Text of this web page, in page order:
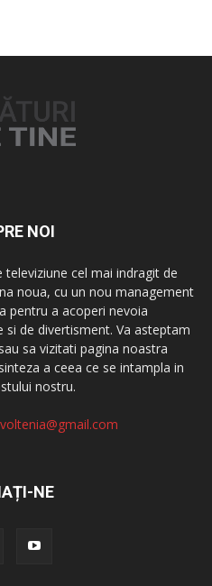
NOI
televiziune cel mai indragit de
noua, cu un nou management
pentru a acoperi nevoia
de divertisment. Va asteptam
sa vizitati pagina noastra
a ceea ce se intampla in
nostru.
NE